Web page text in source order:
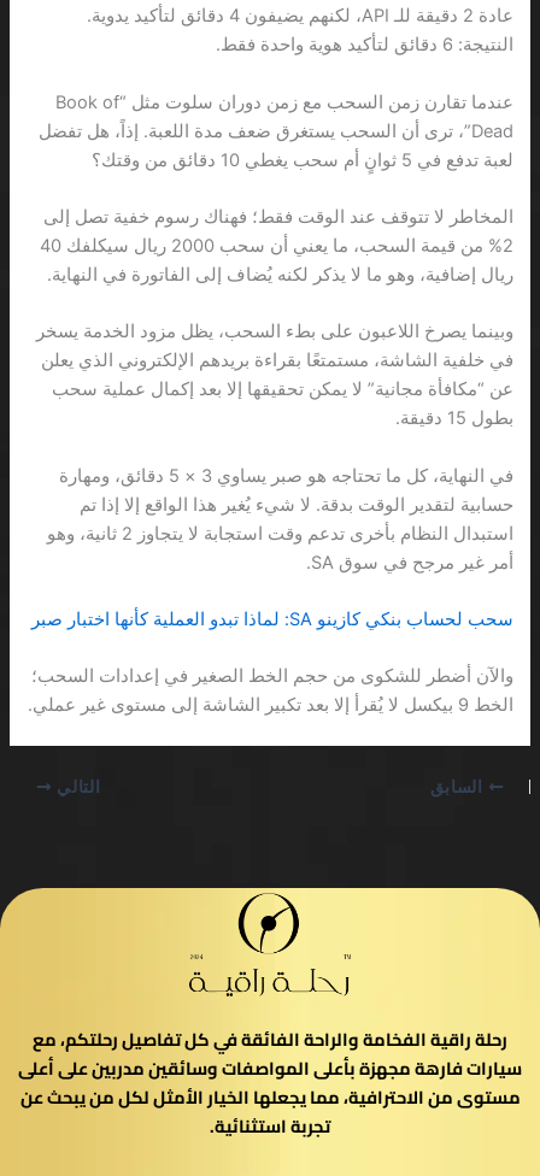
عادة 2 دقيقة للـ API، لكنهم يضيفون 4 دقائق لتأكيد يدوية.
النتيجة: 6 دقائق لتأكيد هوية واحدة فقط.
عندما تقارن زمن السحب مع زمن دوران سلوت مثل “Book of
Dead”، ترى أن السحب يستغرق ضعف مدة اللعبة. إذاً، هل تفضل
لعبة تدفع في 5 ثوانٍ أم سحب يغطي 10 دقائق من وقتك؟
المخاطر لا تتوقف عند الوقت فقط؛ فهناك رسوم خفية تصل إلى
2% من قيمة السحب، ما يعني أن سحب 2000 ريال سيكلفك 40
ريال إضافية، وهو ما لا يذكر لكنه يُضاف إلى الفاتورة في النهاية.
وبينما يصرخ اللاعبون على بطء السحب، يظل مزود الخدمة يسخر
في خلفية الشاشة، مستمتعًا بقراءة بريدهم الإلكتروني الذي يعلن
عن “مكافأة مجانية” لا يمكن تحقيقها إلا بعد إكمال عملية سحب
بطول 15 دقيقة.
في النهاية، كل ما تحتاجه هو صبر يساوي 3 × 5 دقائق، ومهارة
حسابية لتقدير الوقت بدقة. لا شيء يُغير هذا الواقع إلا إذا تم
استبدال النظام بأخرى تدعم وقت استجابة لا يتجاوز 2 ثانية، وهو
أمر غير مرجح في سوق SA.
سحب لحساب بنكي كازينو SA: لماذا تبدو العملية كأنها اختبار صبر
والآن أضطر للشكوى من حجم الخط الصغير في إعدادات السحب؛
الخط 9 بيكسل لا يُقرأ إلا بعد تكبير الشاشة إلى مستوى غير عملي.
السابق التالي
رحلة راقية الفخامة والراحة الفائقة في كل تفاصيل رحلتكم، مع
سيارات فارهة مجهزة بأعلى المواصفات وسائقين مدربين على أعلى
مستوى من الاحترافية، مما يجعلها الخيار الأمثل لكل من يبحث عن
تجربة استثنائية.